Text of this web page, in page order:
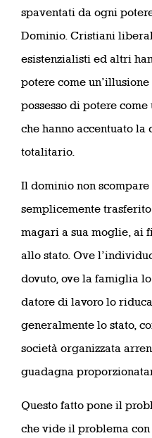
spaventati da ogni
Dominio. Cristiani
esistenzialisti ed altri
potere come
possesso di potere
che hanno accentuato
totalitario.
Il dominio non
semplicemente trasferito
magari a sua moglie, ai
allo stato. Ove
dovuto, ove la famiglia
datore di lavoro lo
generalmente lo stato,
società organizzata
guadagna
Questo fatto pone il
che vide il problema